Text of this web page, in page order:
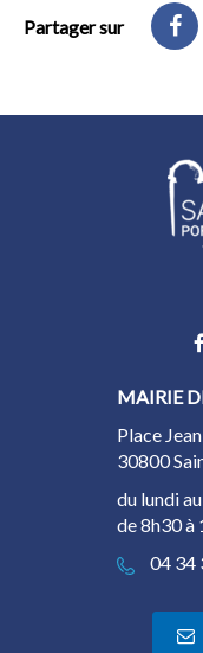
Partager sur
MAIRIE
Place
30800
du lundi
de 8h30 à
04 34